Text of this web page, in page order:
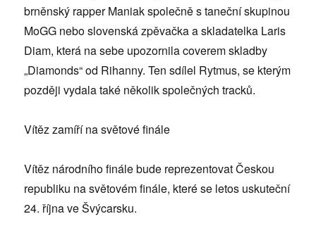
brněnský rapper Maniak společně s taneční skupinou
MoGG nebo slovenská zpěvačka a skladatelka Laris
Diam, která na sebe upozornila coverem skladby
„Diamonds“ od Rihanny. Ten sdílel Rytmus, se kterým
později vydala také několik společných tracků.
Vítěz zamíří na světové finále
Vítěz národního finále bude reprezentovat Českou
republiku na světovém finále, které se letos uskuteční
24. října ve Švýcarsku.